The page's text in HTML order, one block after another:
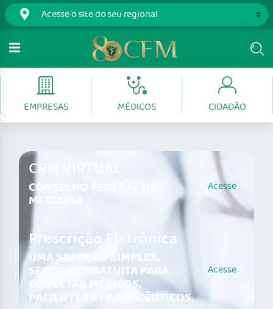
EMPRESAS MÉDICOS CIDADÃO
CRM VIRTUAL
CONSELHO FEDERAL DE
MEDICINA
Acesse
Prescrição Eletrônica
UMA SOLUÇÃO SIMPLES,
SEGURA E GRATUITA PARA
CONECTAR MÉDICOS,
PACIENTES E FARMACÊUTICOS.
Acesse